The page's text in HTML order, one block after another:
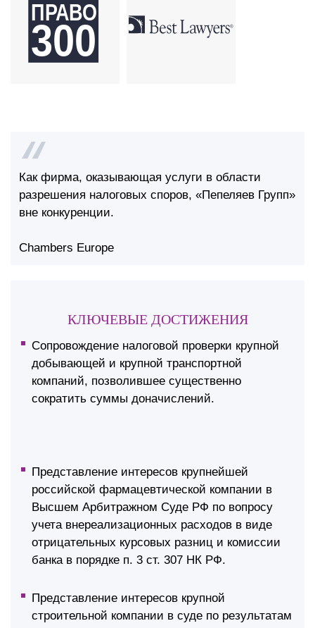
Как фирма, оказывающая услуги в области
разрешения налоговых споров, «Пепеляев Групп»
вне конкуренции.
Chambers Europe
КЛЮЧЕВЫЕ ДОСТИЖЕНИЯ
Сопровождение налоговой проверки крупной
добывающей и крупной транспортной
компаний, позволившее существенно
сократить суммы доначислений.
Представление интересов крупнейшей
российской фармацевтической компании в
Высшем Арбитражном Суде РФ по вопросу
учета внереализационных расходов в виде
отрицательных курсовых разниц и комиссии
банка в порядке п. 3 ст. 307 НК РФ.
Представление интересов крупной
строительной компании в суде по результатам